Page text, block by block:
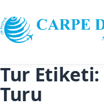
Tur Etiketi:
Turu